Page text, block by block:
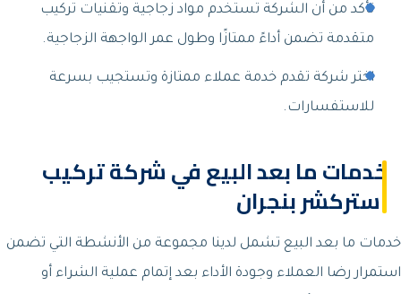
تأكد من أن الشركة تستخدم مواد زجاجية وتقنيات تركيب
متقدمة تضمن أداءً ممتازًا وطول عمر الواجهة الزجاجية.
اختر شركة تقدم خدمة عملاء ممتازة وتستجيب بسرعة
للاستفسارات.
خدمات ما بعد البيع في شركة تركيب
استركشر بنجران
خدمات ما بعد البيع تشمل لدينا مجموعة من الأنشطة التي تضمن
استمرار رضا العملاء وجودة الأداء بعد إتمام عملية الشراء أو